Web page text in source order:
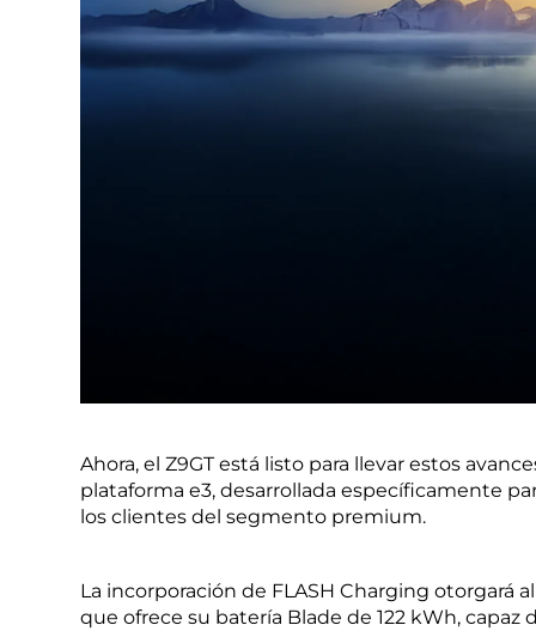
Ahora, el Z9GT está listo para llevar estos
plataforma e3, desarrollada específicamente
los clientes del segmento premium.
La incorporación de FLASH Charging otorgará
que ofrece su batería Blade de 122 kWh,